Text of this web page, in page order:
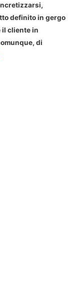
definito in gergo
il cliente in
di